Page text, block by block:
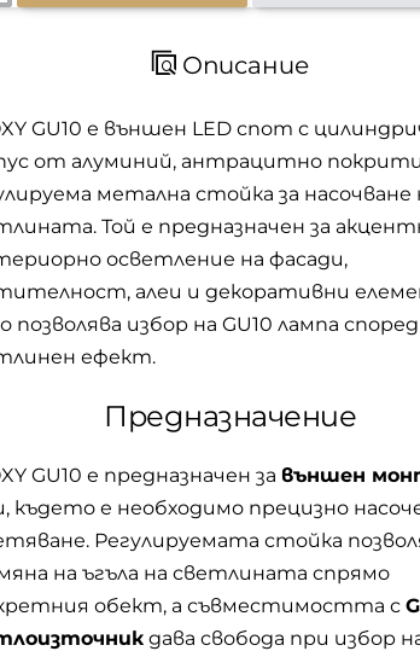
Описание
GU10 е външен LED спот с
от алуминий, антрацитно
метална стойка за насочване
Той е предназначен за
осветление на фасади,
алеи и декоративни
позволява избор на GU10 лампа
ефект.
Предназначение
GU10 е предназначен за външен
където е необходимо прецизно
Регулируемата стойка
на ъгъла на светлината спрямо
обект, а съвместимостта с
дава свобода при избор